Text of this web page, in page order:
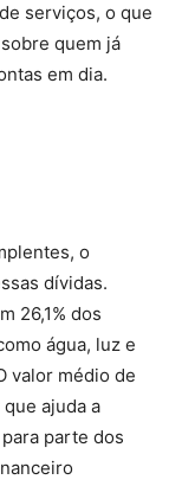
serviços, o que
quem já
em dia.
o
dívidas.
26,1% dos
água, luz e
valor médio de
ajuda a
parte dos